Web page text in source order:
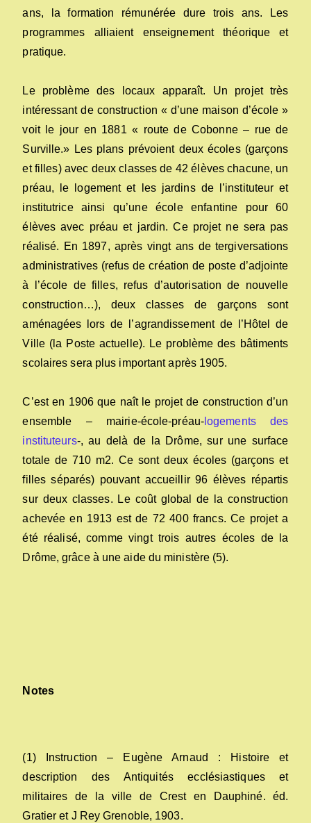
ans, la formation rémunérée dure trois ans. Les
programmes alliaient enseignement théorique et
pratique.
Le problème des locaux apparaît. Un projet très
intéressant de construction « d’une maison d’école »
voit le jour en 1881 « route de Cobonne – rue de
Surville.» Les plans prévoient deux écoles (garçons
et filles) avec deux classes de 42 élèves chacune, un
préau, le logement et les jardins de l’instituteur et
institutrice ainsi qu’une école enfantine pour 60
élèves avec préau et jardin. Ce projet ne sera pas
réalisé. En 1897, après vingt ans de tergiversations
administratives (refus de création de poste d’adjointe
à l’école de filles, refus d’autorisation de nouvelle
construction…), deux classes de garçons sont
aménagées lors de l’agrandissement de l’Hôtel de
Ville (la Poste actuelle). Le problème des bâtiments
scolaires sera plus important après 1905.
C’est en 1906 que naît le projet de construction d’un
ensemble – mairie-école-préau-logements des
instituteurs-, au delà de la Drôme, sur une surface
totale de 710 m2. Ce sont deux écoles (garçons et
filles séparés) pouvant accueillir 96 élèves répartis
sur deux classes. Le coût global de la construction
achevée en 1913 est de 72 400 francs. Ce projet a
été réalisé, comme vingt trois autres écoles de la
Drôme, grâce à une aide du ministère (5).
Notes
(1) Instruction – Eugène Arnaud : Histoire et
description des Antiquités ecclésiastiques et
militaires de la ville de Crest en Dauphiné. éd.
Gratier et J Rey Grenoble, 1903.